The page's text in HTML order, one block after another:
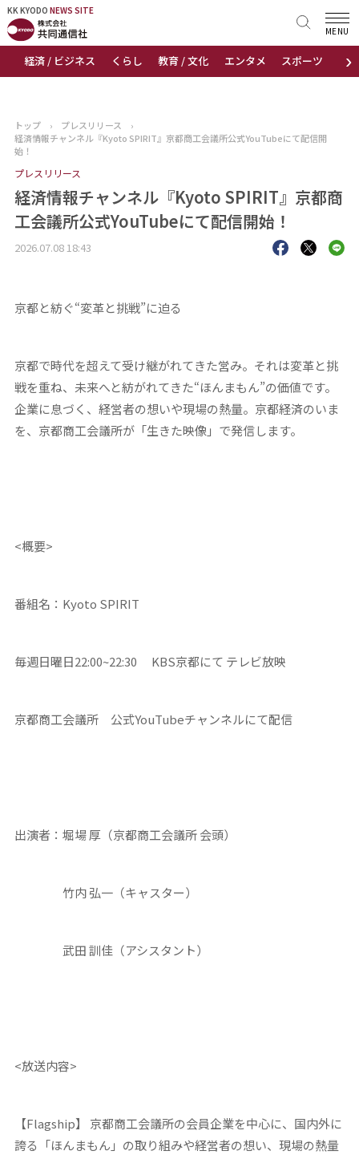
KK KYODO NEWS SITE
›
経済 / ビジネス くらし 教育 / 文化 エンタメ スポーツ 地域
MENU
KK KYODONEWS SITE
トップページ
ニュース
おすすめコンテンツ
出版物
トップ › プレスリリース
›
経済情報チャンネル『Kyoto SPIRIT』京都商工会議所公式YouTubeにて配信開
始！
プレスリリース
経済情報チャンネル『Kyoto SPIRIT』京都商
工会議所公式YouTubeにて配信開始！
2026.07.08 18:43
京都と紡ぐ“変革と挑戦”に迫る
京都で時代を超えて受け継がれてきた営み。それは変革と挑
戦を重ね、未来へと紡がれてきた“ほんまもん”の価値です。
企業に息づく、経営者の想いや現場の熱量。京都経済のいま
を、京都商工会議所が「生きた映像」で発信します。
<概要>
番組名：Kyoto SPIRIT
毎週日曜日22:00~22:30 KBS京都にて テレビ放映
京都商工会議所 公式YouTubeチャンネルにて配信
出演者：堀場 厚（京都商工会議所 会頭）
竹内 弘一（キャスター）
武田 訓佳（アシスタント）
<放送内容>
【Flagship】 京都商工会議所の会員企業を中心に、国内外に
誇る「ほんまもん」の取り組みや経営者の想い、現場の熱量